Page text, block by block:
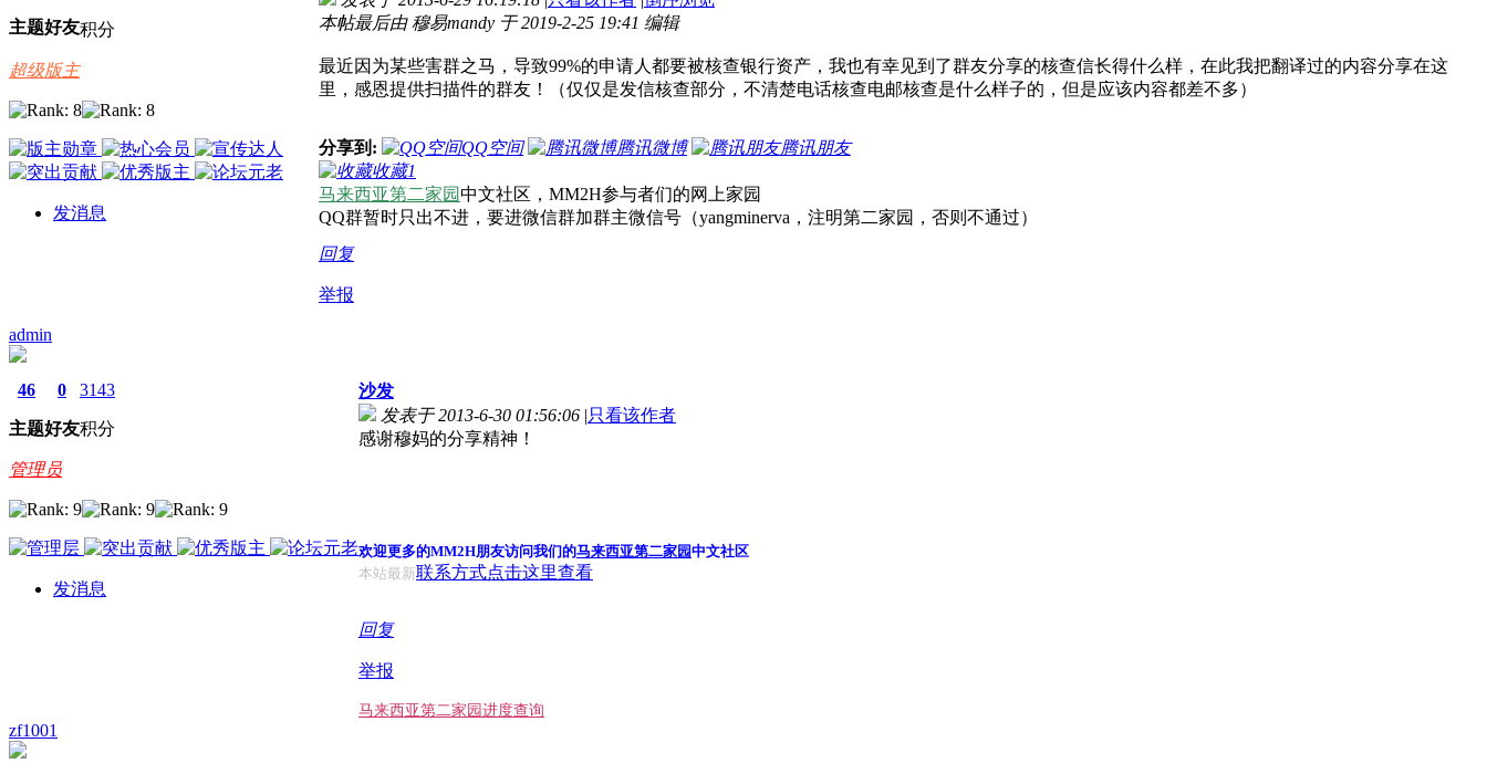
主题好友积分
超级版主
发消息
本帖最后由 穆易mandy 于 2019-2-25 19:41 编辑
最近因为某些害群之马，导致99%的申请人都要被核查银行资产，我也有幸见到了群友分享的核查信长得什么样，在此我把翻译过的内容分享在这
里，感恩提供扫描件的群友！（仅仅是发信核查部分，不清楚电话核查电邮核查是什么样子的，但是应该内容都差不多）
分享到: QQ空间 腾讯微博
腾讯朋友
收藏1
马来西亚第二家园中文社区，MM2H参与者们的网上家园
QQ群暂时只出不进，要进微信群加群主微信号（yangminerva，注明第二家园，否则不通过）
回复
举报
admin
46
主题
0
好友
3143
积分
管理员
发消息
沙发
发表于 2013-6-30 01:56:06 |只看该作者
感谢穆妈的分享精神！
欢迎更多的MM2H朋友访问我们的马来西亚第二家园中文社区
本站最新联系方式点击这里查看
回复
举报
马来西亚第二家园进度查询
zf1001